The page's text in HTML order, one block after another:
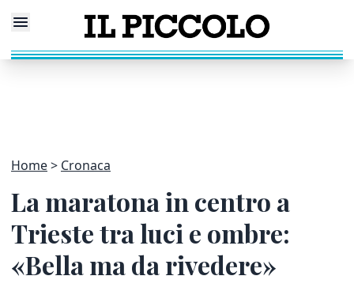
Home Cronaca
La maratona in centro a
Trieste tra luci e ombre:
«Bella ma da rivedere»